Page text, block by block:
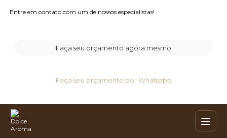
Entre em contato com um de nossos especialistas!
Faça seu orçamento agora mesmo
Faça seu orçamento por Whatsapp